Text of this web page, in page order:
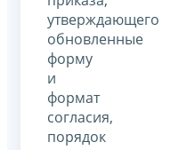
утверждающего
обновленные
форму
и
формат
согласия,
порядок